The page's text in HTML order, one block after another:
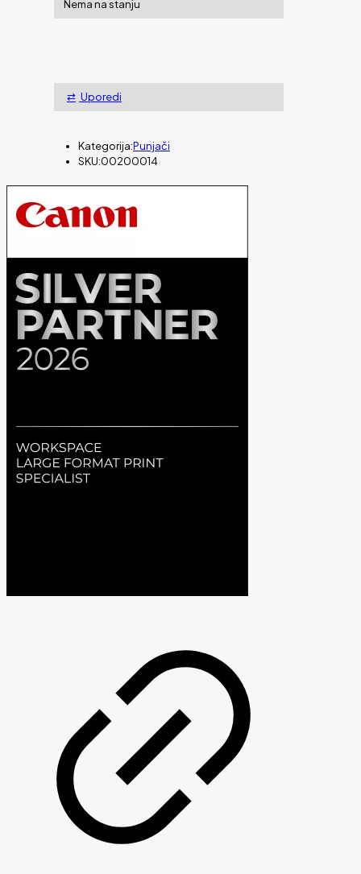
Nema na stanju
Uporedi
Kategorija:Punjači
SKU:00200014